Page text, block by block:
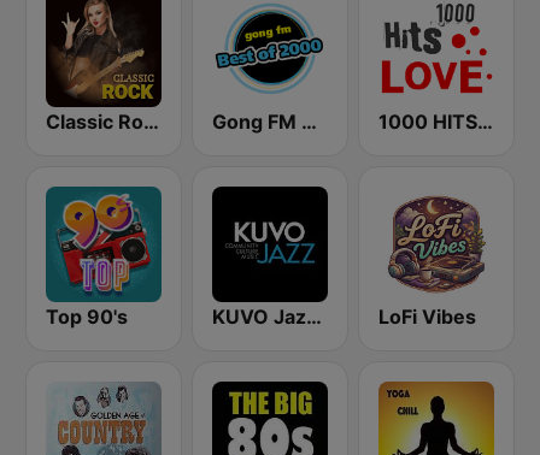
Classic Rock Station Gong FM Best of 2000 1000 HITS Love
Top 90's KUVO Jazz 89.3 FM LoFi Vibes